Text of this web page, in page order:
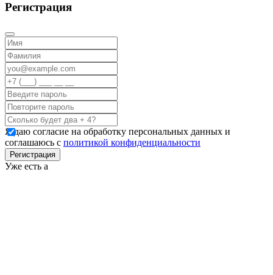
Регистрация
Я даю согласие на обработку персональных данных и
соглашаюсь с политикой конфиденциальности
Регистрация
Уже есть а